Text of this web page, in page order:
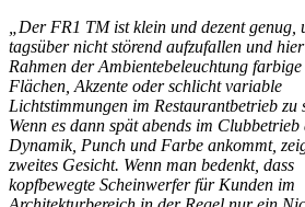
„Der FR1 TM ist klein und dezent genug,
tagsüber nicht störend aufzufallen und
Rahmen der Ambientebeleuchtung farbige
Flächen, Akzente oder schlicht variable
Lichtstimmungen im Restaurantbetrieb zu
Wenn es dann spät abends im Clubbetrieb
Dynamik, Punch und Farbe ankommt,
zweites Gesicht. Wenn man bedenkt, dass
kopfbewegte Scheinwerfer für Kunden im